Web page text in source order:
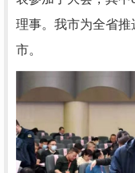
理事。我市为全省
市。